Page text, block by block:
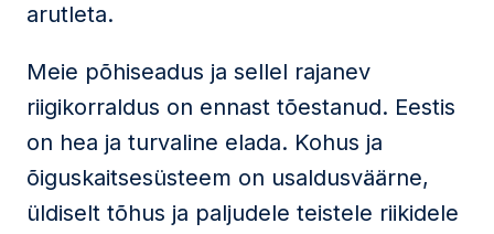
arutleta.
Meie põhiseadus ja sellel rajanev
riigikorraldus on ennast tõestanud. Eestis
on hea ja turvaline elada. Kohus ja
õiguskaitsesüsteem on usaldusväärne,
üldiselt tõhus ja paljudele teistele riikidele